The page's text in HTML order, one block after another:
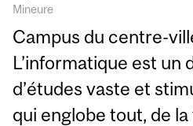
Mineure
Campus du centre-
L’informatique est un
d’études vaste et
qui englobe tout, de